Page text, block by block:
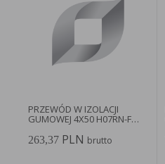
PRZEWÓD W IZOLACJI
GUMOWEJ 4X50 H07RN-F
BĘBEN 500MB...
263,37PLN brutto